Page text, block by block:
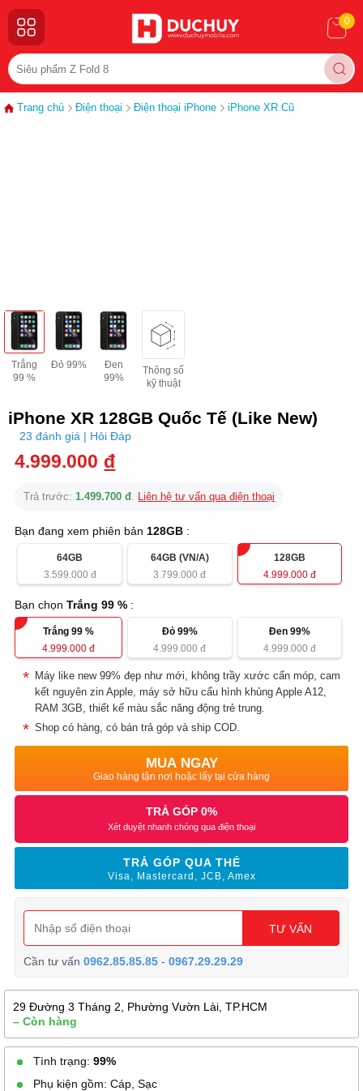
0
Trang chủ Điện thoại Điện thoại iPhone iPhone XR Cũ
Trắng
99 %
Đỏ 99%
Đen
99%
Thông số
kỹ thuật
iPhone XR 128GB Quốc Tế (Like New)
23 đánh giá | Hỏi Đáp
4.999.000 đ
Trả trước:1.499.700 đ. Liên hệ tư vấn qua điện thoại
Bạn đang xem phiên bản 128GB :
64GB
3.599.000đ
64GB (VN/A)
3.799.000 đ
128GB
4.999.000 đ
Bạn chọnTrắng 99 % :
Trắng 99 %
4.999.000 đ
Đỏ 99%
4.999.000 đ
Đen 99%
4.999.000 đ
Máy like new 99% đẹp như mới, không trầy xước cấn móp, cam
kết nguyên zin Apple, máy sở hữu cấu hình khủng Apple A12,
RAM 3GB, thiết kế màu sắc năng động trẻ trung.
Shop có hàng, có bán trả góp và ship COD.
MUA NGAY
Giao hàng tận nơi hoặc lấy tại cửa hàng
TRẢ GÓP 0%
Xét duyệt nhanh chóng qua điện thoại
TRẢ GÓP QUA THẺ
Visa, Mastercard, JCB, Amex
TƯ VẤN
Cần tư vấn0962.85.85.85 -0967.29.29.29
29 Đường 3 Tháng 2, Phường Vườn Lài, TP.HCM
– Còn hàng
Tình trạng: 99%
Phụ kiện gồm: Cáp, Sạc